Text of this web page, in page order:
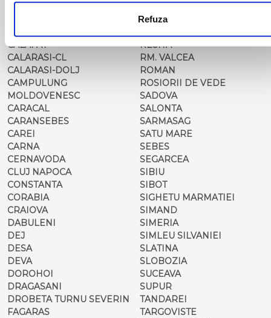
Refuza
BRASOV
BUZAU
CALAFAT
CALARASI-CL
CALARASI-DOLJ
CAMPULUNG
MOLDOVENESC
CARACAL
CARANSEBES
CAREI
CARNA
CERNAVODA
CLUJ NAPOCA
CONSTANTA
CORABIA
CRAIOVA
DABULENI
DEJ
DESA
DEVA
DOROHOI
DRAGASANI
DROBETA TURNU SEVERIN
FAGARAS
RADOVAN
RAST
RESITA
RM. VALCEA
ROMAN
ROSIORII DE VEDE
SADOVA
SALONTA
SARMASAG
SATU MARE
SEBES
SEGARCEA
SIBIU
SIBOT
SIGHETU MARMATIEI
SIMAND
SIMERIA
SIMLEU SILVANIEI
SLATINA
SLOBOZIA
SUCEAVA
SUPUR
TANDAREI
TARGOVISTE